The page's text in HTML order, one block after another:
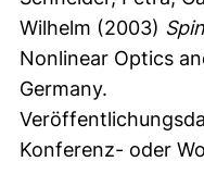
Wilhelm (2003)
Nonlinear Optics
Germany.
Konferenz- oder